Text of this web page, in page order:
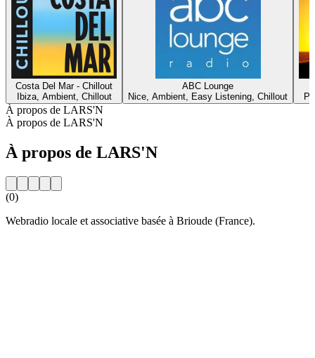
Costa Del Mar - Chillout
Ibiza, Ambient, Chillout
ABC Lounge
Nice, Ambient, Easy Listening, Chillout
À propos de LARS'N
À propos de LARS'N
À propos de LARS'N
(0)
Webradio locale et associative basée à Brioude (France).